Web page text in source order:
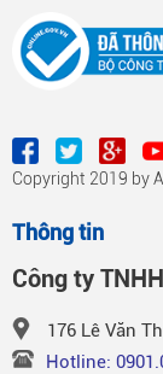
Copyright 2019 by
Thông tin
Công ty
176 Lê Văn
Hotline: